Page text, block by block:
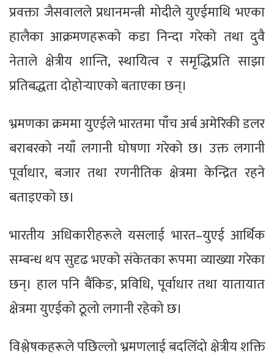
प्रवक्ता जैसवालले प्रधानमन्त्री मोदीले युएईमाथि भएका
हालैका आक्रमणहरूको कडा निन्दा गरेको तथा दुवै
नेताले क्षेत्रीय शान्ति, स्थायित्व र समृद्धिप्रति साझा
प्रतिबद्धता दोहोर्‍याएको बताएका छन्।
भ्रमणका क्रममा युएईले भारतमा पाँच अर्ब अमेरिकी डलर
बराबरको नयाँ लगानी घोषणा गरेको छ। उक्त लगानी
पूर्वाधार, बजार तथा रणनीतिक क्षेत्रमा केन्द्रित रहने
बताइएको छ।
भारतीय अधिकारीहरूले यसलाई भारत–युएई आर्थिक
सम्बन्ध थप सुदृढ भएको संकेतका रूपमा व्याख्या गरेका
छन्। हाल पनि बैंकिङ, प्रविधि, पूर्वाधार तथा यातायात
क्षेत्रमा युएईको ठूलो लगानी रहेको छ।
विश्लेषकहरूले पछिल्लो भ्रमणलाई बदलिँदो क्षेत्रीय शक्ति